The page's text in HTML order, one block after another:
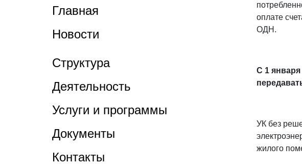
Главная
Новости
Структура
Деятельность
Услуги и программы
Документы
Контакты
оплате
ОДН.
С 1
УК без
жилого